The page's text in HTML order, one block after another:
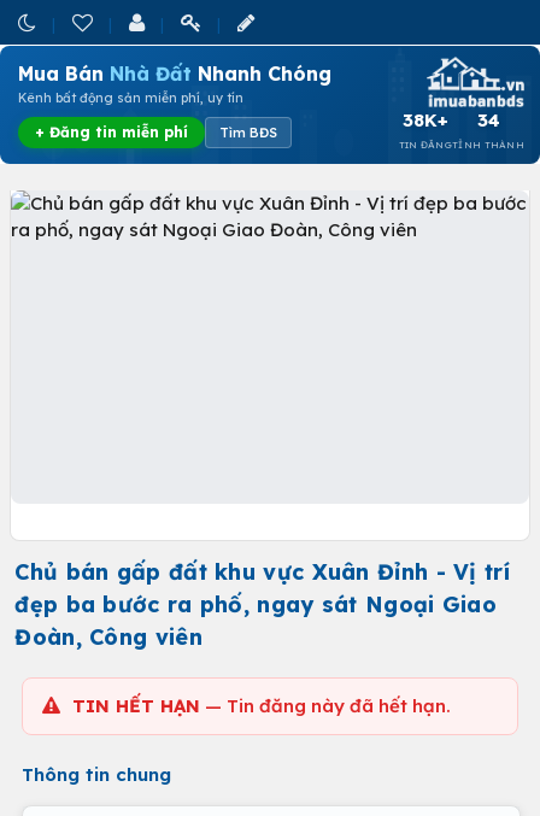
Mua Bán Nhà Đất Nhanh Chóng
Kênh bất động sản miễn phí, uy tín
+ Đăng tin miễn phí Tìm BĐS
38K+
TIN ĐĂNG
34
TỈNH THÀNH
Chủ bán gấp đất khu vực Xuân Đỉnh - Vị trí
đẹp ba bước ra phố, ngay sát Ngoại Giao
Đoàn, Công viên
TIN HẾT HẠN — Tin đăng này đã hết hạn.
Thông tin chung